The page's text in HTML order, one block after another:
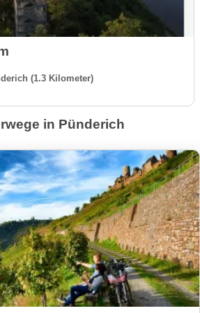
(1.3 Kilometer)
in Pünderich